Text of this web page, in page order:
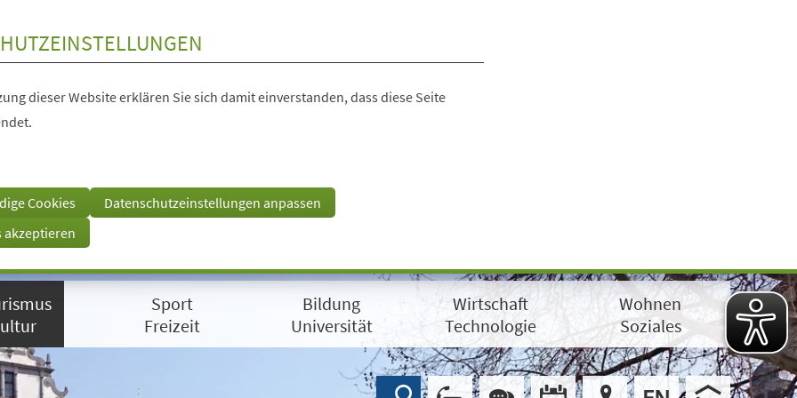
dieser Website erklären Sie sich damit einverstanden, dass diese Seite
Cookies
Datenschutzeinstellungen anpassen
akzeptieren
Sport
Freizeit
Bildung
Universität
Wirtschaft
Technologie
Wohnen
Soziales